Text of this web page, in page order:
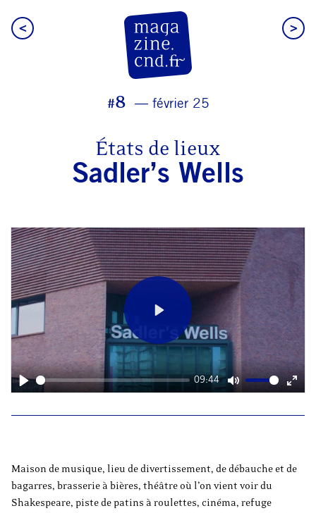
< >
#8 février 25
États de lieux
Sadler’s Wells
Play
09:44
Mute
Maison de musique, lieu de divertissement, de débauche et de
bagarres, brasserie à bières, théâtre où l’on vient voir du
Shakespeare, piste de patins à roulettes, cinéma, refuge